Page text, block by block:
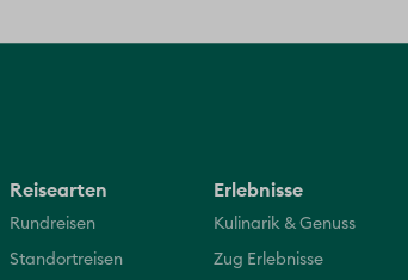
Reisearten
Rundreisen
Standortreisen
Erlebnisse
Kulinarik & Genuss
Zug Erlebnisse